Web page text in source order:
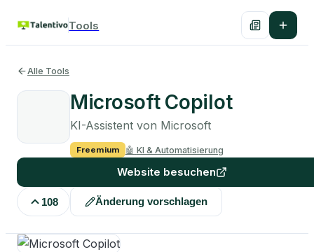
Tools
Alle Tools
Microsoft Copilot
KI-Assistent von Microsoft
Freemium 🤖 KI & Automatisierung
Website besuchen
108 Änderung vorschlagen